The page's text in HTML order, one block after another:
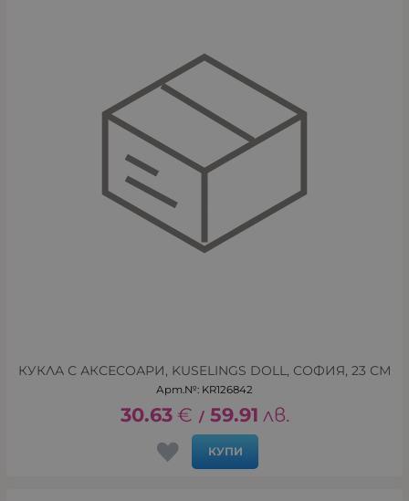
КУКЛА С АКСЕСОАРИ, KUSELINGS DOLL, СОФИЯ, 23 СМ
Арт.№: KR126842
30.63 € / 59.91 лв.
КУПИ